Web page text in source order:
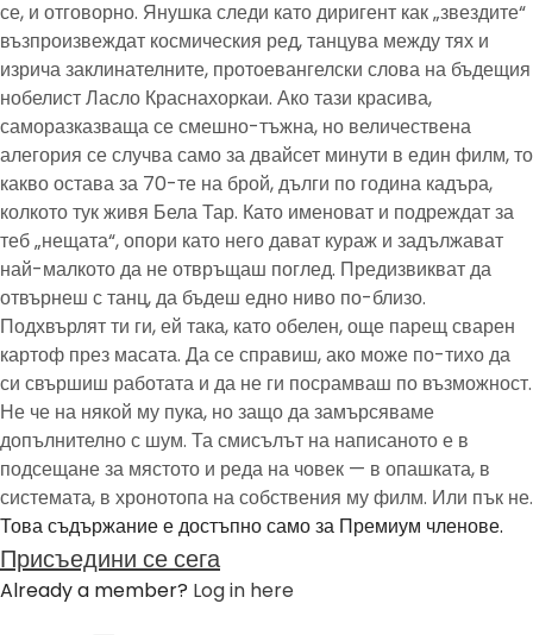
се, и отговорно. Янушка следи като диригент как „звездите“
възпроизвеждат космическия ред, танцува между тях и
изрича заклинателните, протоевангелски слова на бъдещия
нобелист Ласло Краснахоркаи. Ако тази красива,
саморазказваща се смешно-тъжна, но величествена
алегория се случва само за двайсет минути в един филм, то
какво остава за 70-те на брой, дълги по година кадъра,
колкото тук живя Бела Тар. Като именоват и подреждат за
теб „нещата“, опори като него дават кураж и задължават
най-малкото да не отвръщаш поглед. Предизвикват да
отвърнеш с танц, да бъдеш едно ниво по-близо.
Подхвърлят ти ги, ей така, като обелен, още парещ сварен
картоф през масата. Да се справиш, ако може по-тихо да
си свършиш работата и да не ги посрамваш по възможност.
Не че на някой му пука, но защо да замърсяваме
допълнително с шум. Та смисълът на написаното е в
подсещане за мястото и реда на човек — в опашката, в
системата, в хронотопа на собствения му филм. Или пък не.
Това съдържание е достъпно само за Премиум членове.
Присъедини се сега
Already a member? Log in here